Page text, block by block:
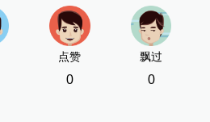
点赞
0
飘过
0